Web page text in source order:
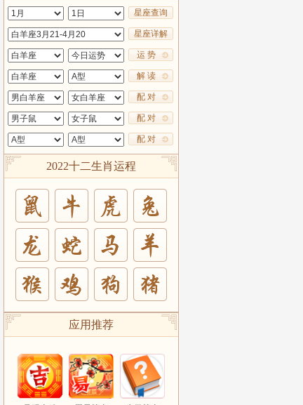
星座查询
星座详解
运 势
解 读
配 对
配 对
配 对
2022十二生肖运程
应用推荐